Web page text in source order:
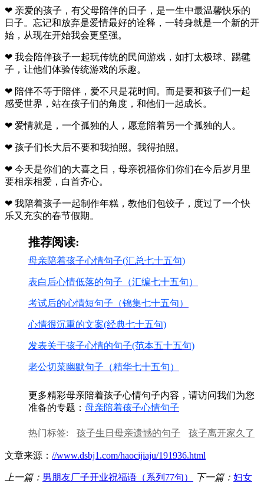
❤ 亲爱的孩子，有父母陪伴的日子，是一生中最温馨快乐的
日子。忘记和放弃是爱情最好的诠释，一转身就是一个新的开
始，从现在开始我会更坚强。
❤ 我会陪伴孩子一起玩传统的民间游戏，如打太极球、踢毽
子，让他们体验传统游戏的乐趣。
❤ 陪伴不等于陪伴，爱不只是花时间。而是要和孩子们一起
感受世界，站在孩子们的角度，和他们一起成长。
❤ 爱情就是，一个孤独的人，愿意陪着另一个孤独的人。
❤ 孩子们长大后不要和我拍照。我得拍照。
❤ 今天是你们的大喜之日，母亲祝福你们你们在今后岁月里
要相亲相爱，白首齐心。
❤ 我陪着孩子一起制作年糕，教他们包饺子，度过了一个快
乐又充实的春节假期。
推荐阅读:
母亲陪着孩子心情句子(汇总七十五句)
表白后心情低落的句子（汇编七十五句）
考试后的心情短句子（锦集七十五句）
心情很沉重的文案(经典七十五句)
发表关于孩子心情的句子(范本五十五句)
老公切菜幽默句子（精华七十五句）
更多精彩母亲陪着孩子心情句子内容，请访问我们为您
准备的专题： 母亲陪着孩子心情句子
热门标签: 孩子生日母亲遗憾的句子
孩子离开家久了
情不好的句子
一句伤感的说说心情 销售工作汇总
文章来源： //www.dsbj1.com/haocijiaju/191936.html
上一篇： 男朋友厂子开业祝福语（系列77句） 下一篇： 妇女